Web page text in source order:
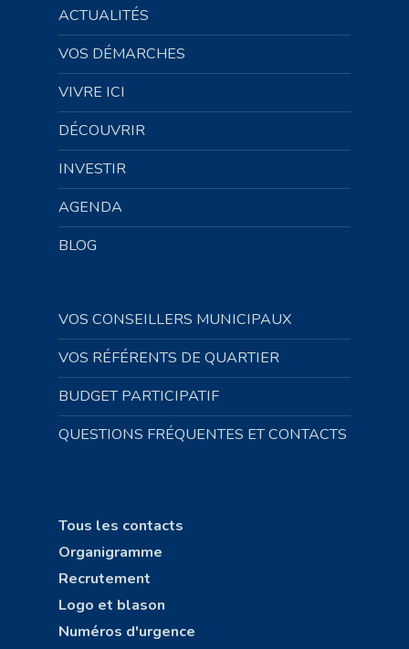
ACTUALITÉS
VOS DÉMARCHES
VIVRE ICI
DÉCOUVRIR
INVESTIR
AGENDA
BLOG
VOS CONSEILLERS MUNICIPAUX
VOS RÉFÉRENTS DE QUARTIER
BUDGET PARTICIPATIF
QUESTIONS FRÉQUENTES ET CONTACTS
Tous les contacts
Organigramme
Recrutement
Logo et blason
Numéros d'urgence